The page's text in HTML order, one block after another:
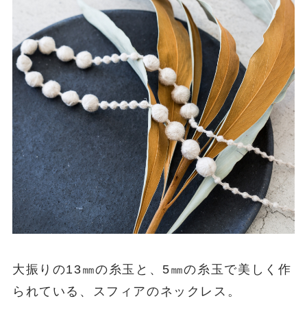
大振りの13㎜の糸玉と、5㎜の糸玉で美しく作
られている、スフィアのネックレス。